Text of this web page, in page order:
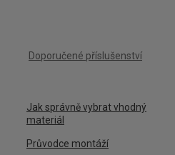
Doporučené příslušenství
Jak správně vybrat vhodný
materiál
Průvodce montáží